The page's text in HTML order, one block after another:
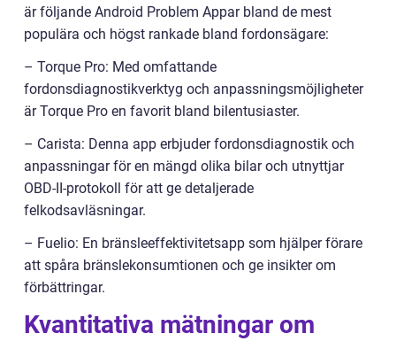
är följande Android Problem Appar bland de mest
populära och högst rankade bland fordonsägare:
– Torque Pro: Med omfattande
fordonsdiagnostikverktyg och anpassningsmöjligheter
är Torque Pro en favorit bland bilentusiaster.
– Carista: Denna app erbjuder fordonsdiagnostik och
anpassningar för en mängd olika bilar och utnyttjar
OBD-II-protokoll för att ge detaljerade
felkodsavläsningar.
– Fuelio: En bränsleeffektivitetsapp som hjälper förare
att spåra bränslekonsumtionen och ge insikter om
förbättringar.
Kvantitativa mätningar om